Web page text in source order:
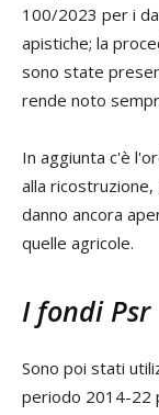
100/2023 per i
apistiche; la
sono state
rende noto
In aggiunta c'è
alla ricostruzione,
danno ancora
quelle agricole.
I fondi Psr
Sono poi stati
periodo 2014-22